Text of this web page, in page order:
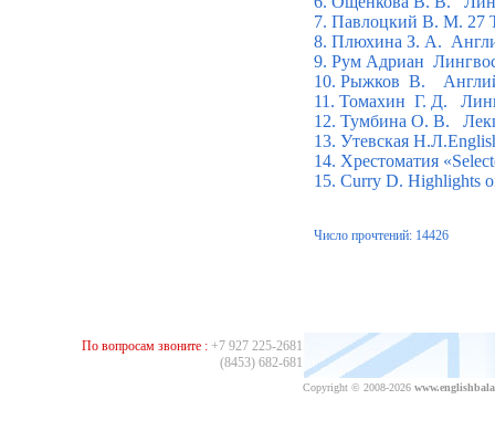
7. Павлоцкий В. М. 27
8. Плюхина З. А.
9. Рум Адриан
10. Рыжков В.
11. Томахин Г. Д.
12. Тумбина О. В.
13. Утевская Н.Л
14. Хрестоматия
15. Curry D. Highlights
Число прочтений: 14426
По вопросам звоните : +7 927 225-2681
(8453) 682-681
Copyright © 2008-2026